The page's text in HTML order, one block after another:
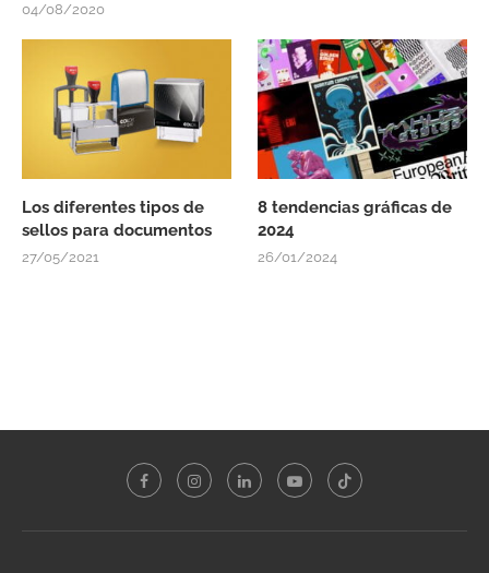
04/08/2020
Los diferentes tipos de
sellos para documentos
27/05/2021
8 tendencias gráficas de
2024
26/01/2024